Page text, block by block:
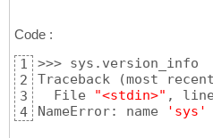
Code :
1
2
3
4
>>> sys.version_info
Traceback
(most
  File
"<stdin>" ,
NameError: name
'sys'